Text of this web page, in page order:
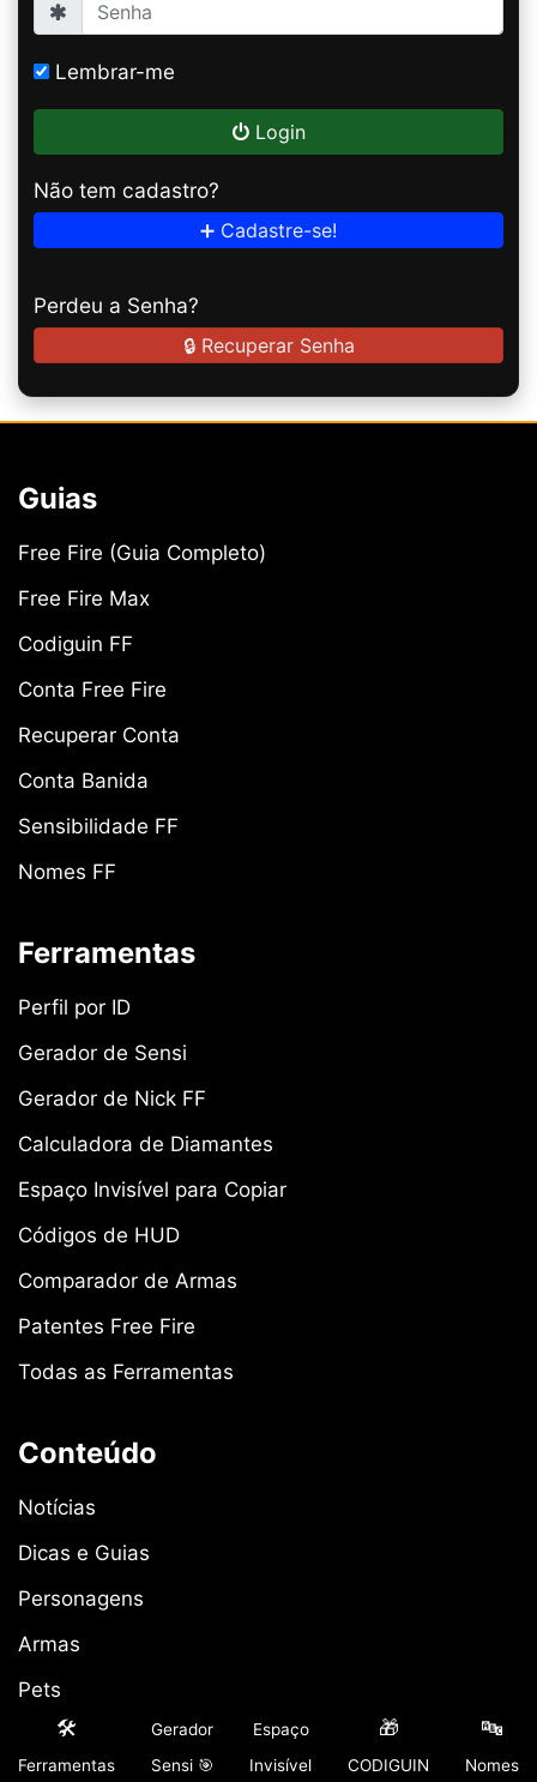
Lembrar-me
Login
Não tem cadastro?
➕ Cadastre-se!
Perdeu a Senha?
🔒 Recuperar Senha
Guias
Free Fire (Guia Completo)
Free Fire Max
Codiguin FF
Conta Free Fire
Recuperar Conta
Conta Banida
Sensibilidade FF
Nomes FF
Ferramentas
Perfil por ID
Gerador de Sensi
Gerador de Nick FF
Calculadora de Diamantes
Espaço Invisível para Copiar
Códigos de HUD
Comparador de Armas
Patentes Free Fire
Todas as Ferramentas
Conteúdo
Notícias
Dicas e Guias
Personagens
Armas
Pets
Guildas
🛠️
Ferramentas
Gerador
Sensi 🎯
Espaço
Invisível
🎁
CODIGUIN
🔤
Nomes